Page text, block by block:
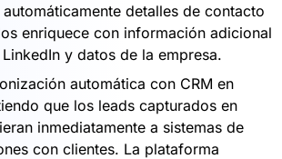
detalles de contacto
enriquece con información adicional
y datos de la empresa.
automática con CRM en
que los leads capturados en
inmediatamente a sistemas de
con clientes. La plataforma